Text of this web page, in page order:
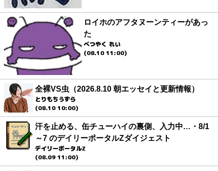
ロイホのアフタヌーンティーがあっ
た
べつやく れい
(08.10 11:00)
全裸VS虫（2026.8.10 朝エッセイと更新情報）
とりもちうずら
(08.10 10:00)
汗を止める、缶チューハイの裏側、入力中…・8/1
～7 のデイリーポータルZダイジェスト
デイリーポータルZ
(08.09 11:00)